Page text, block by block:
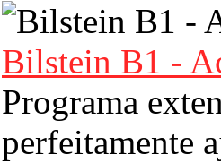
Bilstein B1 -
Programa
perfeitamente